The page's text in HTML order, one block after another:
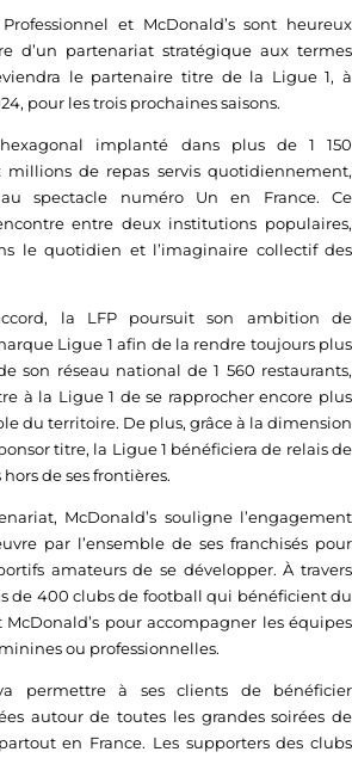
et McDonald’s sont heureux
d’un partenariat stratégique aux termes
le partenaire titre de la Ligue 1, à
pour les trois prochaines saisons.
implanté dans plus de 1 150
millions de repas servis quotidiennement,
au spectacle numéro Un en France. Ce
entre deux institutions populaires,
le quotidien et l’imaginaire collectif des
la LFP poursuit son ambition de
Ligue 1 afin de la rendre toujours plus
son réseau national de 1 560 restaurants,
à la Ligue 1 de se rapprocher encore plus
du territoire. De plus, grâce à la dimension
titre, la Ligue 1 bénéficiera de relais de
de ses frontières.
McDonald’s souligne l’engagement
par l’ensemble de ses franchisés pour
amateurs de se développer. À travers
de 400 clubs de football qui bénéficient du
McDonald’s pour accompagner les équipes
ou professionnelles.
permettre à ses clients de bénéficier
autour de toutes les grandes soirées de
en France. Les supporters des clubs